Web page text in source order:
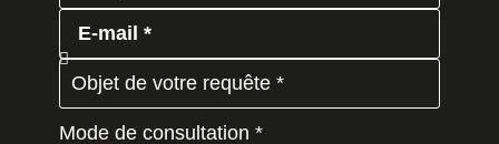
Mode de consultation *